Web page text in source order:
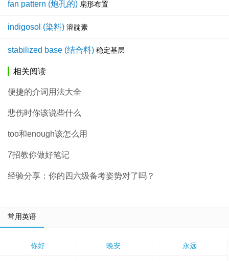
fan pattern (炮孔的) 扇形布置
indigosol (染料) 溶靛素
stabilized base (结合料) 稳定基层
相关阅读
便捷的介词用法大全
悲伤时你该说些什么
too和enough该怎么用
7招教你做好笔记
经验分享：你的四六级备考姿势对了吗？
常用英语
你好 晚安 永远